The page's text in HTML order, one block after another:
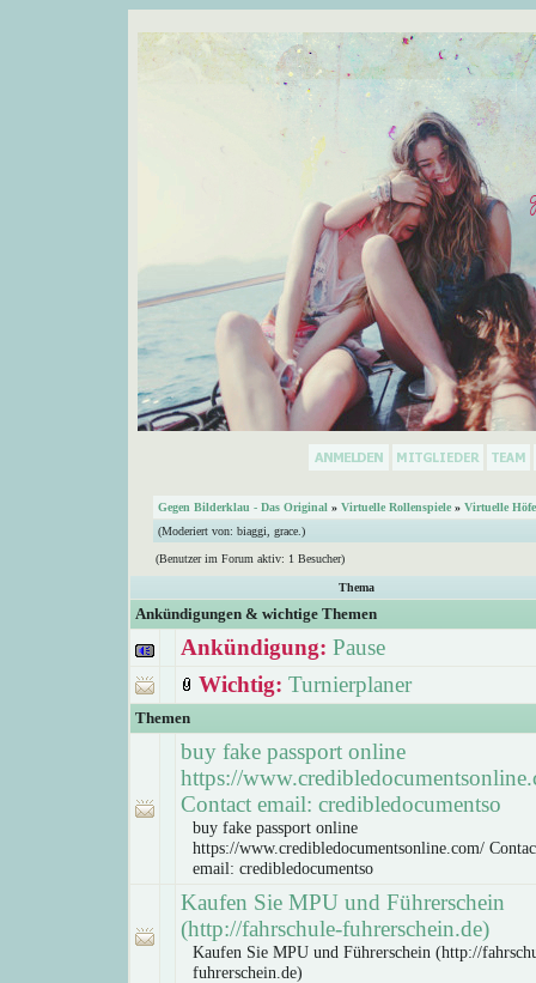
Gegen Bilderklau - Das Original » Virtuelle Rollenspiele » Virtuelle Höfe
(Moderiert von: biaggi grace. )
(Benutzer im Forum aktiv: 1 Besucher)
Thema
Ankündigungen & wichtige Themen
Ankündigung: Pause
Wichtig: Turnierplaner
Themen
buy fake passport online
https://
Contact email: credibledocumentso
buy fake passport online
https://www.credibledocumentsonline.com/
email: credibledocumentso
Kaufen Sie MPU und Führerschein
(http://fahrschule-fuhrerschein.de)
Kaufen Sie MPU und Führerschein (http://
fuhrerschein.de)